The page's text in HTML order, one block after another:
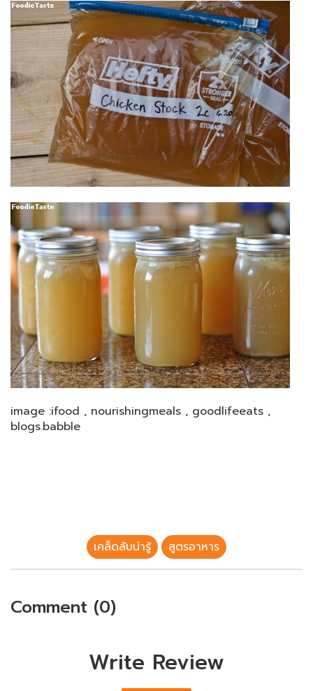
image :ifood , nourishingmeals , goodlifeeats ,
blogs.babble
เคล็ดลับน่ารู้ สูตรอาหาร
Comment (0)
Write Review